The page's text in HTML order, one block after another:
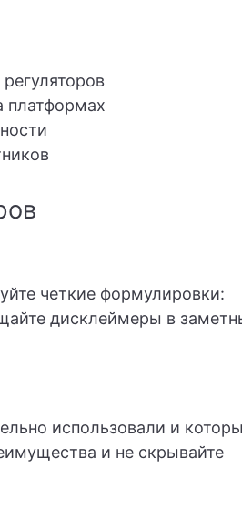
платформах
четкие формулировки:
дисклеймеры в
использовали и
и не скрывайте